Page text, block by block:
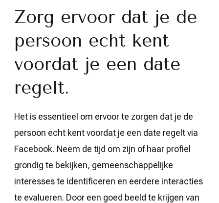
Zorg ervoor dat je de
persoon echt kent
voordat je een date
regelt.
Het is essentieel om ervoor te zorgen dat je de
persoon echt kent voordat je een date regelt via
Facebook. Neem de tijd om zijn of haar profiel
grondig te bekijken, gemeenschappelijke
interesses te identificeren en eerdere interacties
te evalueren. Door een goed beeld te krijgen van